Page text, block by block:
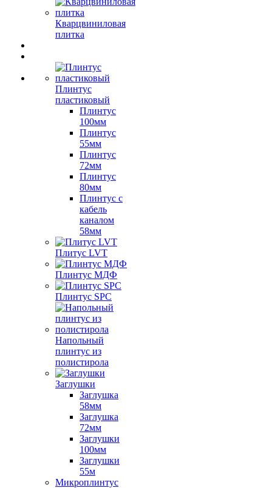
Кварцвиниловая
плитка
Плинтус
пластиковый
Плинтус
100мм
Плинтус
55мм
Плинтус
72мм
Плинтус
80мм
Плинтус с
кабель
каналом
58мм
Плитус LVT
Плинтус МДФ
Плинтус SPC
Напольный
плинтус из
полистирола
Заглушки
Заглушка
58мм
Заглушка
72мм
Заглушки
100мм
Заглушки
55м
Микроплинтус